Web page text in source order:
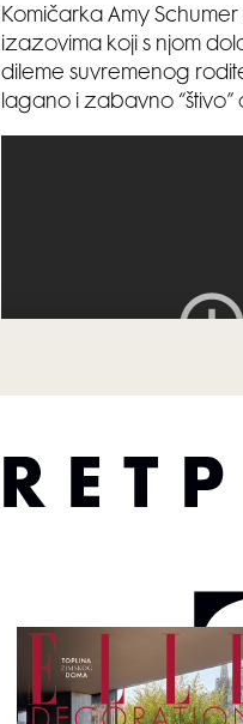
Komičarka Amy
izazovima koji s njom
dileme suvremenog
lagano i zabavno
Za ljubitelje toplih i
Netflixova drama prati
izazove ljubavi, posla i
prijateljstva, a zadnja